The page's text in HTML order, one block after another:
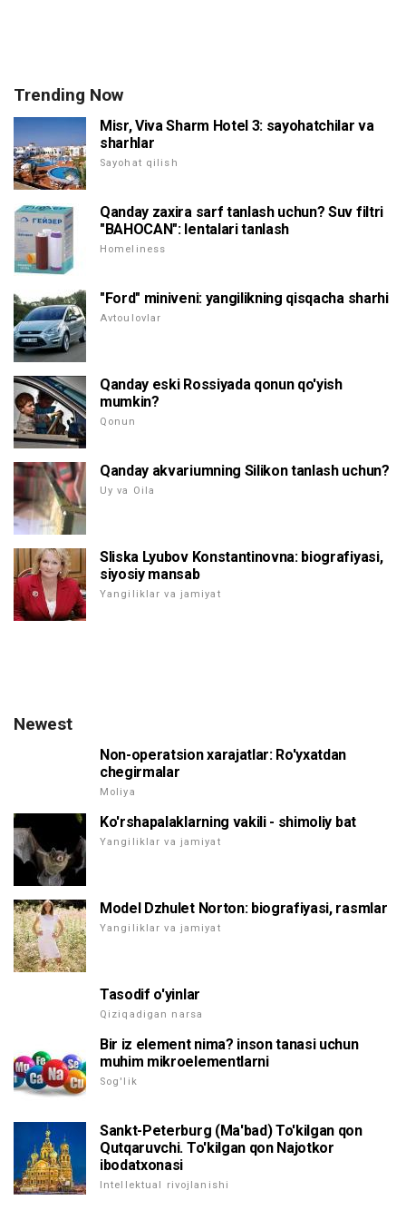
Trending Now
Misr, Viva Sharm Hotel 3: sayohatchilar va
sharhlar
Sayohat qilish
Qanday zaxira sarf tanlash uchun? Suv filtri
"BAHOCAN": lentalari tanlash
Homeliness
"Ford" miniveni: yangilikning qisqacha sharhi
Avtoulovlar
Qanday eski Rossiyada qonun qo'yish
mumkin?
Qonun
Qanday akvariumning Silikon tanlash uchun?
Uy va Oila
Sliska Lyubov Konstantinovna: biografiyasi,
siyosiy mansab
Yangiliklar va jamiyat
Newest
Non-operatsion xarajatlar: Ro'yxatdan
chegirmalar
Moliya
Ko'rshapalaklarning vakili - shimoliy bat
Yangiliklar va jamiyat
Model Dzhulet Norton: biografiyasi, rasmlar
Yangiliklar va jamiyat
Tasodif o'yinlar
Qiziqadigan narsa
Bir iz element nima? inson tanasi uchun
muhim mikroelementlarni
Sog'lik
Sankt-Peterburg (Ma'bad) To'kilgan qon
Qutqaruvchi. To'kilgan qon Najotkor
ibodatxonasi
Intellektual rivojlanishi